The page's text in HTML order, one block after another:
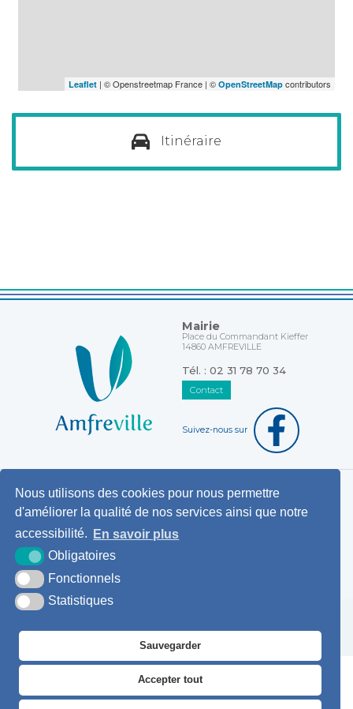
Nous utilisons des cookies pour nous permettre
d'améliorer la qualité de nos services ainsi que notre
accessibilité.
En savoir plus
Obligatoires
Fonctionnels
Statistiques
Sauvegarder
Accepter tout
Leaflet | © Openstreetmap France | © OpenStreetMap contributors
Itinéraire
Mairie
Place du Commandant Kieffer
14860 AMFREVILLE
Tél. : 02 31 78 70 34
Contact
Suivez-nous sur
Horaires d'ouverture au public
Pemanences des élus
Démarches administratives
Agence postale communale
site
légales